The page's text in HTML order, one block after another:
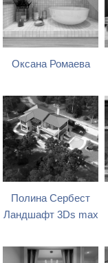
Оксана Ромаева
Полина Сербест
Ландшафт 3Ds max